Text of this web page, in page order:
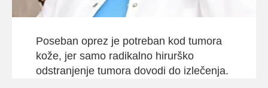
Poseban oprez je potreban kod tumora
kože, jer samo radikalno hirurško
odstranjenje tumora dovodi do izlečenja.